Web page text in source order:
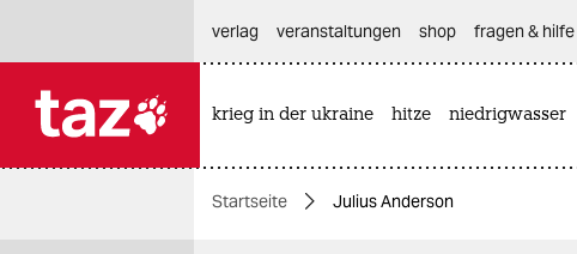
themen
verlag
veranstaltungen shop fragen & hilfe
krieg in der ukraine hitze niedrigwasser
Startseite Julius Anderson